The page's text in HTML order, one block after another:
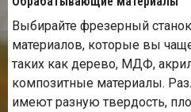
Выбирайте фрезерный
материалов, которые вы
таких как дерево, МДФ,
композитные материалы.
имеют разную твердость,